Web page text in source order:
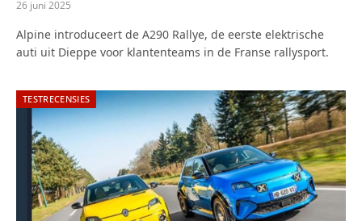
26 juni 2025
Alpine introduceert de A290 Rallye, de eerste elektrische
auti uit Dieppe voor klantenteams in de Franse rallysport.
TESTRECENSIES